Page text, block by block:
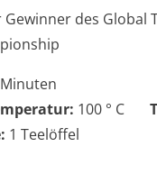
Gewinner des Global
Minuten
100 ° C
1 Teelöffel